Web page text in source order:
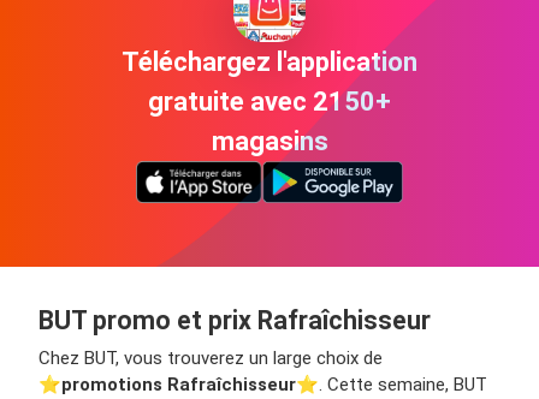
Téléchargez l'application
gratuite avec 2150+
magasins
BUT promo et prix Rafraîchisseur
Chez BUT, vous trouverez un large choix de
⭐️promotions Rafraîchisseur⭐️. Cette semaine, BUT